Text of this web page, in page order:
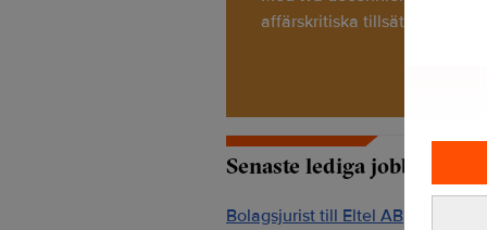
affärskritiska tillsättningar.
Senaste lediga jobben
Bolagsjurist till Eltel AB